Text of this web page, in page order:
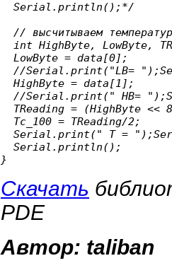
  Serial.println();*/
// высчитываем
int HighByte, LowByte,
  LowByte = data[0];
//Serial.print("LB=
  HighByte = data[1];
//Serial.print(" HB=
TReading = (HighByte <<
  Tc_100 = TReading/2;
Serial.print(" T =
  Serial.println();
Скачать
PDE
Автор: taliban